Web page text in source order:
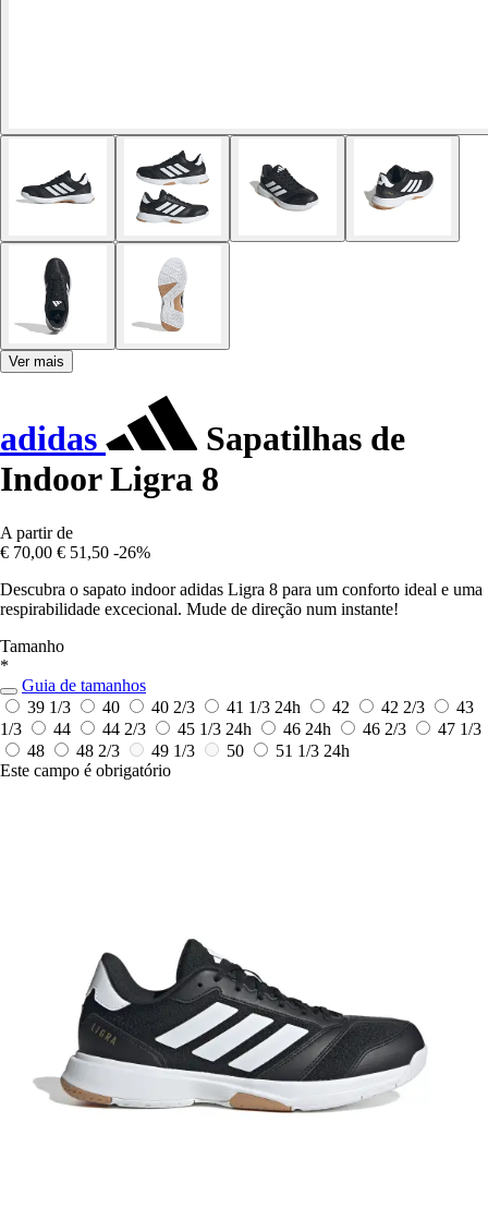
Ver mais
adidas
Sapatilhas de
Indoor Ligra 8
A partir de
€ 70,00 € 51,50 -26%
Descubra o sapato indoor adidas Ligra 8 para um conforto ideal e uma
respirabilidade excecional. Mude de direção num instante!
Tamanho
*
Guia de tamanhos
39 1/3
40 40 2/3 41 1/3 24h 42 42 2/3
43
1/3
44 44 2/3 45 1/3 24h 46 24h 46 2/3
47 1/3
48
48 2/3 49 1/3 50 51 1/3 24h
Este campo é obrigatório